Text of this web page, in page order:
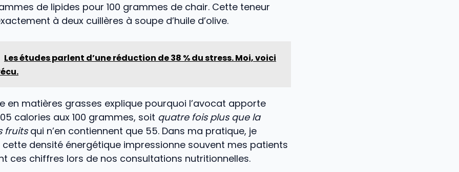
de lipides pour 100 grammes de chair. Cette teneur
à deux cuillères à soupe d’huile d’olive.
Les études parlent d’une réduction de 38 % du stress. Moi, voici
en matières grasses explique pourquoi l’avocat apporte
calories aux 100 grammes, soit quatre fois plus que la
fruitsqui n’en contiennent que 55. Dans ma pratique, je
densité énergétique impressionne souvent mes patients
ces chiffres lors de nos consultations nutritionnelles.